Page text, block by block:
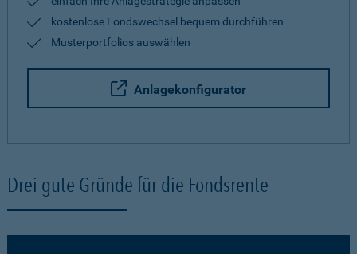
kostenlose Fondswechsel bequem durchführen
Musterportfolios auswählen
Anlagekonfigurator
Drei gute Gründe für die Fondsrente